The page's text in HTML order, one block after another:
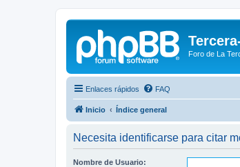
Foro de La
Enlaces rápidos FAQ
Inicio Índice general
Necesita identificarse para citar
Nombre de Usuario: